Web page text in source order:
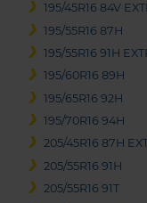
195/45R16 84V
195/55R16 87H
195/55R16 91H
195/60R16 89H
195/65R16 92H
195/70R16 94H
205/45R16 87H
205/55R16 91H
205/55R16 91T